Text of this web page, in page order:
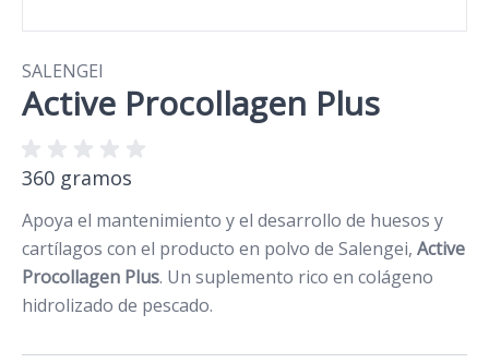
SALENGEI
Active Procollagen Plus
360 gramos
Apoya el mantenimiento y el desarrollo de huesos y
cartílagos con el producto en polvo de Salengei, Active
Procollagen Plus. Un suplemento rico en colágeno
hidrolizado de pescado.